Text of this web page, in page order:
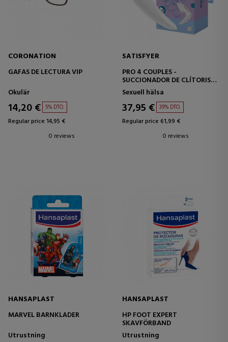
CORONATION
GAFAS DE LECTURA VIP
Okulär
14,20 € 5% DTO.
Regular price 14,95 €
0 reviews
SATISFYER
PRO 4 COUPLES -
SUCCIONADOR DE CLÍTORIS
PAREJAS
Sexuell hälsa
37,95 € 39% DTO.
Regular price 61,99 €
0 reviews
HANSAPLAST
MARVEL BARNKLÄDER
Utrustning
HANSAPLAST
HP FOOT EXPERT
SKAVFÖRBAND
Utrustning